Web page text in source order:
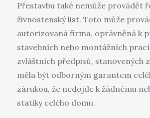
Přestavbu také nemůže provádět
živnostenský list. Toto může
autorizovaná firma, oprávněná k
stavebních nebo montážních
zvláštních předpisů, stanovených
měla být odborným garantem
zárukou, že nedojde k žádnému
statiky celého domu.